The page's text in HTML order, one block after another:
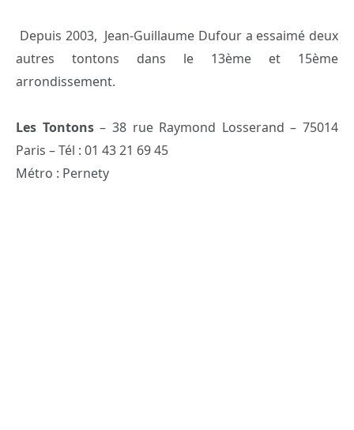
Depuis 2003, Jean-Guillaume Dufour a essaimé deux
autres tontons dans le 13ème et 15ème
arrondissement.
Les Tontons– 38 rue Raymond Losserand – 75014
Paris – Tél : 01 43 21 69 45
Métro : Pernety